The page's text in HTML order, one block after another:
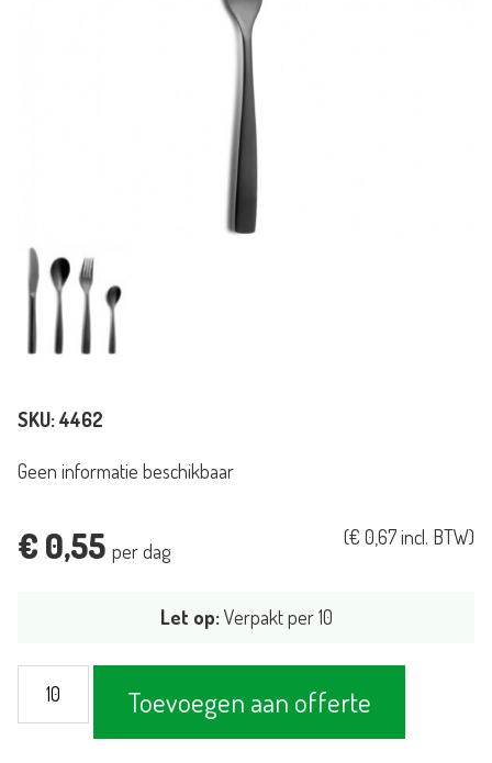
SKU:4462
Geen informatie beschikbaar
€ 0,55 per dag
(€ 0,67incl. BTW)
Let op:Verpakt per 10
Black
Toevoegen aan offerte